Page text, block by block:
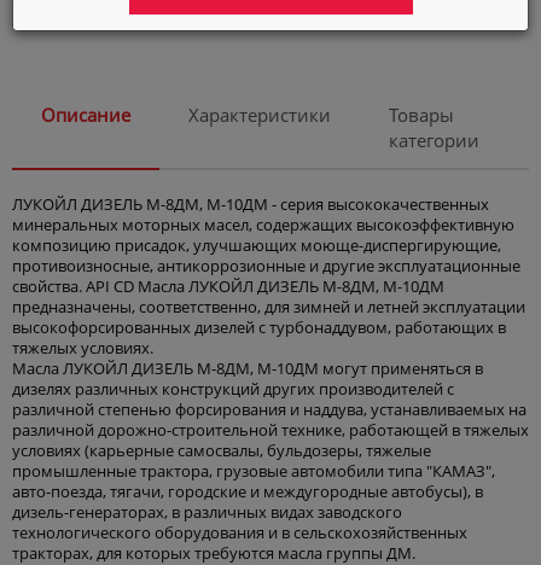
Автокосметика
Элемент не найден
Описание Характеристики
Товары
категории
ЛУКОЙЛ ДИЗЕЛЬ М-8ДМ, М-10ДМ - серия высококачественных
минеральных моторных масел, содержащих высокоэффективную
композицию присадок, улучшающих моюще-диспергирующие,
противоизносные, антикоррозионные и другие эксплуатационные
свойства. API CD Масла ЛУКОЙЛ ДИЗЕЛЬ М-8ДМ, М-10ДМ
предназначены, соответственно, для зимней и летней эксплуатации
высокофорсированных дизелей с турбонаддувом, работающих в
тяжелых условиях.
Масла ЛУКОЙЛ ДИЗЕЛЬ М-8ДМ, М-10ДМ могут применяться в
дизелях различных конструкций других производителей с
различной степенью форсирования и наддува, устанавливаемых на
различной дорожно-строительной технике, работающей в тяжелых
условиях (карьерные самосвалы, бульдозеры, тяжелые
промышленные трактора, грузовые автомобили типа "КАМАЗ",
авто-поезда, тягачи, городские и междугородные автобусы), в
дизель-генераторах, в различных видах заводского
технологического оборудования и в сельскохозяйственных
тракторах, для которых требуются масла группы ДМ.